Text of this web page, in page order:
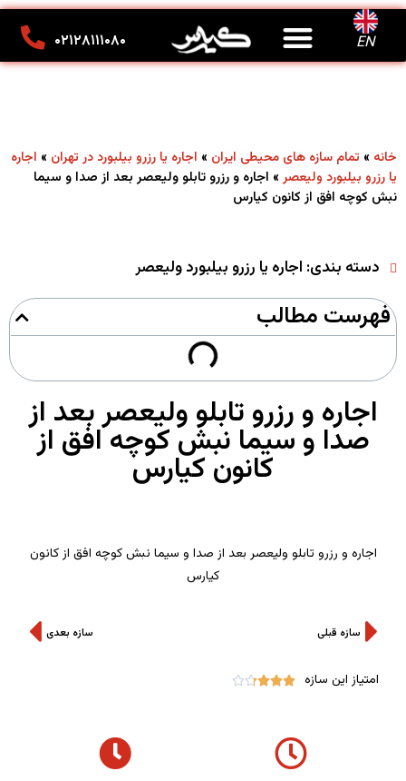
EN ۰۲۱۲۸۱۱۱۰۸۰
خانه » تمام سازه های محیطی ایران » اجاره یا رزرو بیلبورد در تهران » اجاره
یا رزرو بیلبورد ولیعصر » اجاره و رزرو تابلو ولیعصر بعد از صدا و سیما
نبش کوچه افق از کانون کیارس
دسته بندی: اجاره یا رزرو بیلبورد ولیعصر
فهرست مطالب
اجاره و رزرو تابلو ولیعصر بعد از
صدا و سیما نبش کوچه افق از
کانون کیارس
اجاره و رزرو تابلو ولیعصر بعد از صدا و سیما نبش کوچه افق از کانون
کیارس
سازه قبلی سازه بعدی
امتیاز این سازه 



